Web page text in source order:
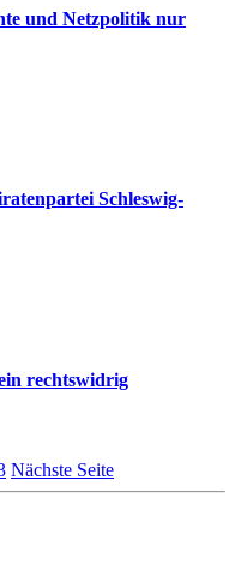
und Netzpolitik nur
Schleswig-
rechtswidrig
Nächste Seite